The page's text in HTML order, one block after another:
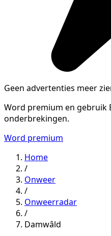
Geen advertenties meer
Word premium en gebruik
onderbrekingen.
Word premium
Home
/
Onweer
/
Onweerradar
/
Damwâld